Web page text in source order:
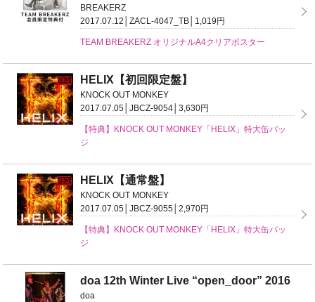
BREAKERZ
2017.07.12│ZACL-4047_TB│1,019円
TEAM BREAKERZ オリジナルA4クリアポスター
HELIX【初回限定盤】
KNOCK OUT MONKEY
2017.07.05│JBCZ-9054│3,630円
【特典】KNOCK OUT MONKEY「HELIX」特大缶バッ
ジ
HELIX【通常盤】
KNOCK OUT MONKEY
2017.07.05│JBCZ-9055│2,970円
【特典】KNOCK OUT MONKEY「HELIX」特大缶バッ
ジ
doa 12th Winter Live “open_door” 2016
doa